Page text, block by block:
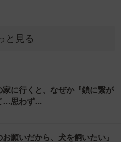
と見る
家に行くと、なぜか『鎖に繋が
…思わず…
願いだから、犬を飼いたい』